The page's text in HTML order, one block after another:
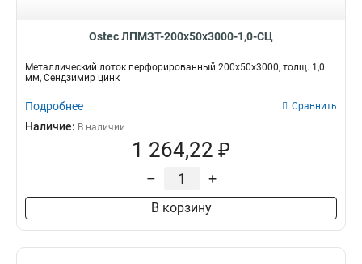
Ostec ЛПМЗТ-200х50х3000-1,0-СЦ
Металлический лоток перфорированный 200х50х3000, толщ. 1,0
мм, Сендзимир цинк
Подробнее Сравнить
Наличие: В наличии
1 264,22 ₽
– +
В корзину